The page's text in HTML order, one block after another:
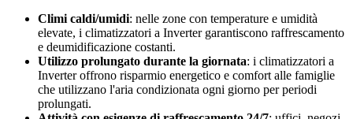
Climi caldi/umidi: nelle zone con temperature e umidità
elevate, i climatizzatori a Inverter garantiscono raffrescamento
e deumidificazione costanti.
Utilizzo prolungato durante la giornata: i climatizzatori a
Inverter offrono risparmio energetico e comfort alle famiglie
che utilizzano l'aria condizionata ogni giorno per periodi
prolungati.